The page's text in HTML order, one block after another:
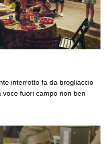
interrotto fa da brogliaccio
voce fuori campo non ben